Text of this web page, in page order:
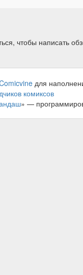
чтобы написать
для
комиксов
» —